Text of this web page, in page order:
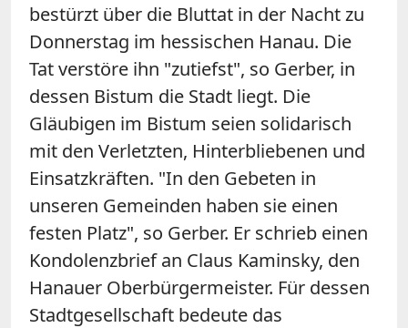
bestürzt über die Bluttat in der Nacht zu
Donnerstag im hessischen Hanau. Die
Tat verstöre ihn "zutiefst", so Gerber, in
dessen Bistum die Stadt liegt. Die
Gläubigen im Bistum seien solidarisch
mit den Verletzten, Hinterbliebenen und
Einsatzkräften. "In den Gebeten in
unseren Gemeinden haben sie einen
festen Platz", so Gerber. Er schrieb einen
Kondolenzbrief an Claus Kaminsky, den
Hanauer Oberbürgermeister. Für dessen
Stadtgesellschaft bedeute das